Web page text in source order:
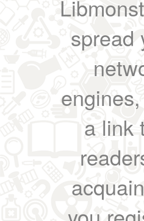
spread
a link